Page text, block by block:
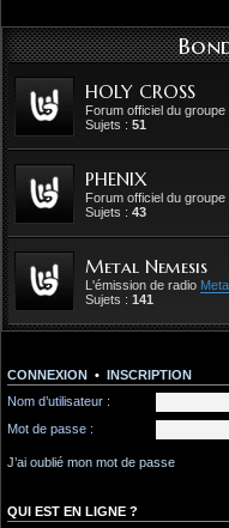
HOLY CROSS
Forum officiel du
Sujets : 51
PHENIX
Forum officiel du
Sujets : 43
Metal Nemesis
L'émission de radio
Sujets : 141
CONNEXION • INSCRIPTION
Nom d’utilisateur :
Mot de passe :
J’ai oublié mon mot de passe
QUI EST EN LIGNE ?